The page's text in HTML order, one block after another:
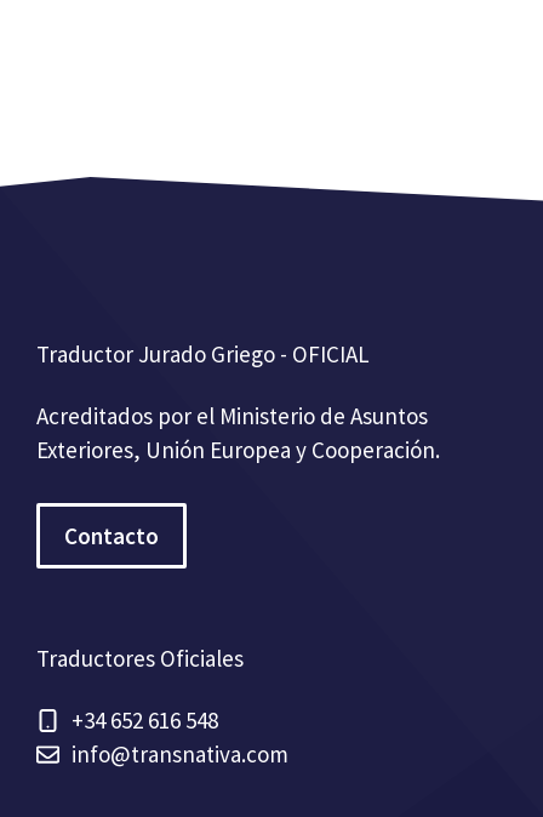
Traductor Jurado Griego - OFICIAL
Acreditados por el Ministerio de Asuntos
Exteriores, Unión Europea y Cooperación.
Contacto
Traductores Oficiales
+34 652 616 548
info@transnativa.com